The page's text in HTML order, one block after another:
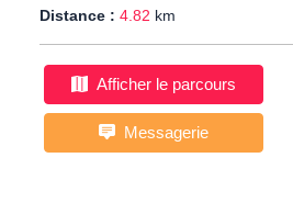
Distance : 4.82 km
Afficher le parcours
Messagerie